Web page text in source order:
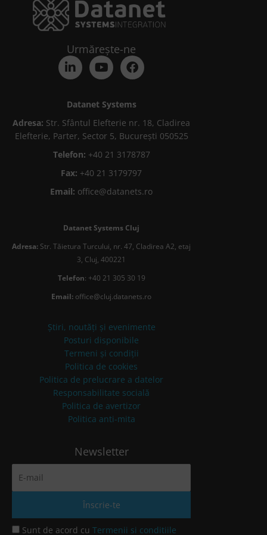
Urmărește-ne
Datanet Systems
Adresa: Str. Sfântul Elefterie nr. 18, Cladirea
Elefterie, Parter, Sector 5, București 050525
Telefon: +40 21 3178787
Fax: +40 21 3179797
Email: office@datanets.ro
Datanet Systems Cluj
Adresa: Str. Tăietura Turcului, nr. 47, Cladirea A2, etaj
3, Cluj, 400221
Telefon: +40 21 305 30 19
Email: office@cluj.datanets.ro
Știri, noutăți și evenimente
Posturi disponibile
Termeni și condiții
Politica de cookies
Politica de prelucrare a datelor
Responsabilitate socială
Politica de avertizor
Politica anti-mita
Newsletter
Sunt de acord cu Termenii si conditiile